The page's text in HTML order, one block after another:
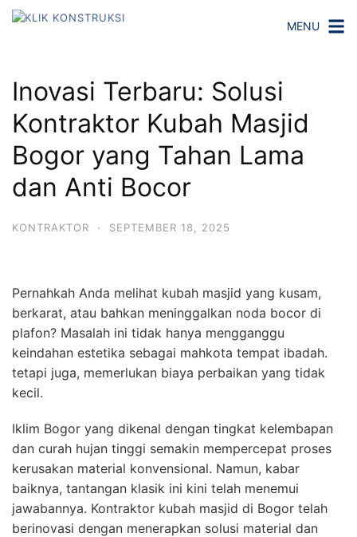
Langsung
MENU
Inovasi Terbaru: Solusi
Kontraktor Kubah Masjid
Bogor yang Tahan Lama
dan Anti Bocor
KONTRAKTOR · SEPTEMBER 18, 2025
Pernahkah Anda melihat kubah masjid yang kusam,
berkarat, atau bahkan meninggalkan noda bocor di
plafon? Masalah ini tidak hanya mengganggu
keindahan estetika sebagai mahkota tempat ibadah.
tetapi juga, memerlukan biaya perbaikan yang tidak
kecil.
Iklim Bogor yang dikenal dengan tingkat kelembapan
dan curah hujan tinggi semakin mempercepat proses
kerusakan material konvensional. Namun, kabar
baiknya, tantangan klasik ini kini telah menemui
jawabannya. Kontraktor kubah masjid di Bogor telah
berinovasi dengan menerapkan solusi material dan